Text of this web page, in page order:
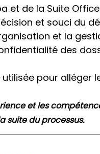
et de la Suite Office
et souci du
et la
des
utilisée pour alléger
et les
suite du processus.